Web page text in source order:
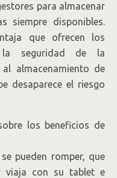
para almacenar
siempre disponibles.
que ofrecen los
la seguridad de la
almacenamiento de
desaparece el riesgo
los beneficios de
pueden romper, que
viaja con su tablet e